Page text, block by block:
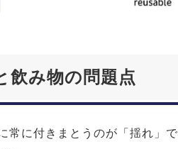
飲み物の問題点
常に付きまとうのが「揺れ」で